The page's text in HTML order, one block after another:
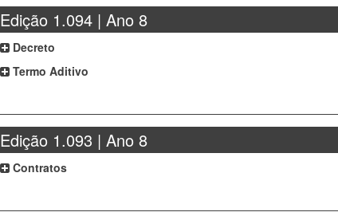
Edição 1.094 | Ano 8
Decreto
Termo Aditivo
Edição 1.093 | Ano 8
Contratos